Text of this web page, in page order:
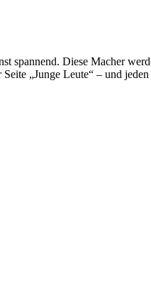
spannend. Diese Macher
Seite „Junge Leute“ – und